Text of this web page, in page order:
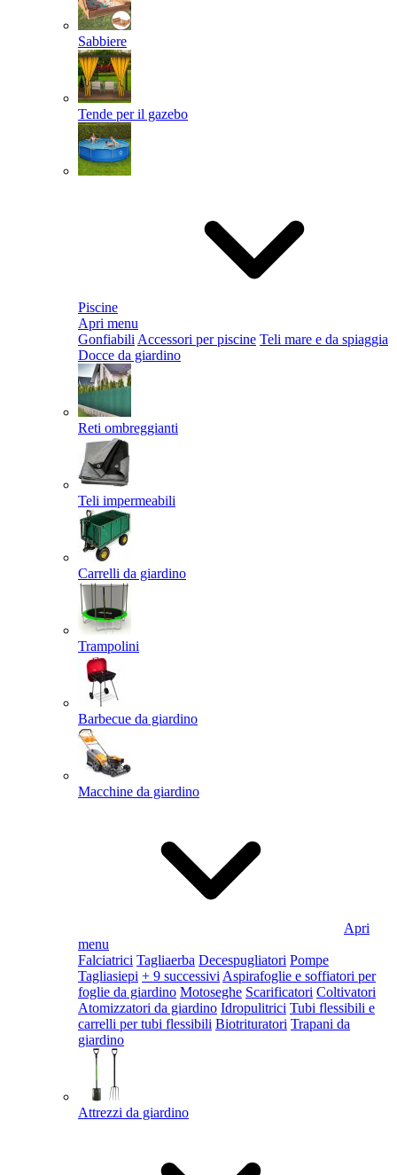
Sabbiere
Tende per il gazebo
Piscine
Apri menu
Gonfiabili Accessori per piscine Teli mare e da spiaggia
Docce da giardino
Reti ombreggianti
Teli impermeabili
Carrelli da giardino
Trampolini
Barbecue da giardino
Macchine da giardino
Apri
menu
Falciatrici Tagliaerba Decespugliatori Pompe
Tagliasiepi + 9 successivi Aspirafoglie e soffiatori per
foglie da giardino Motoseghe Scarificatori Coltivatori
Atomizzatori da giardino Idropulitrici Tubi flessibili e
carrelli per tubi flessibili Biotrituratori Trapani da
giardino
Attrezzi da giardino